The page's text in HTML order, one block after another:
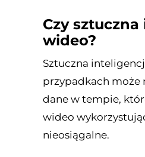
Czy
wideo?
Sztuczna
przypadkach może
dane w tempie,
wideo
nieosiągalne.